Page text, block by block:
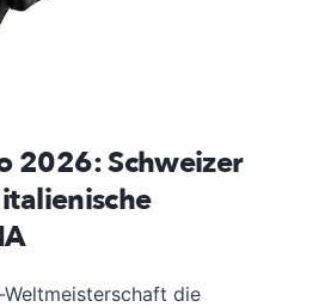
2026: Schweizer
die